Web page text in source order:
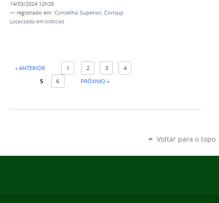
14/03/2024 12h28
— registrado em: Conselho Superior, Consup
Localizado em Notícias
« ANTERIOR 1 2 3
4
5
6 PRÓXIMO »
Voltar para o topo